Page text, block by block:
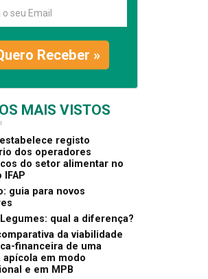
Receber »
MAIS VISTOS
registo
dos operadores
do setor alimentar no
IFAP
guia para novos
qual a diferença?
da viabilidade
financeira de uma
apícola em modo
e em MPB